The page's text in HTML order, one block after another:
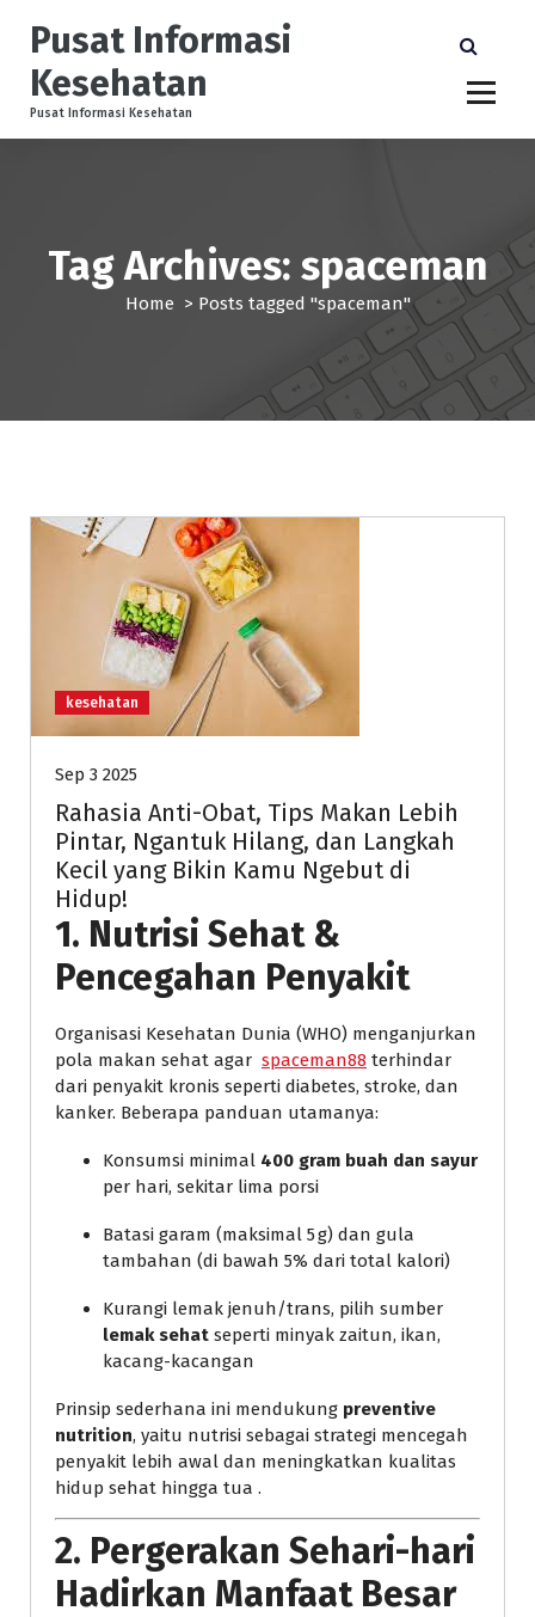
o
Pusat Informasi
Kesehatan
Pusat Informasi Kesehatan
Tag Archives: spaceman
Home > Posts tagged "spaceman"
kesehatan
Sep 3 2025
Rahasia Anti-Obat, Tips Makan Lebih
Pintar, Ngantuk Hilang, dan Langkah
Kecil yang Bikin Kamu Ngebut di
Hidup!
1. Nutrisi Sehat &
Pencegahan Penyakit
Organisasi Kesehatan Dunia (WHO) menganjurkan
pola makan sehat agar spaceman88 terhindar
dari penyakit kronis seperti diabetes, stroke, dan
kanker. Beberapa panduan utamanya:
Konsumsi minimal 400 gram buah dan sayur
per hari, sekitar lima porsi
Batasi garam (maksimal 5 g) dan gula
tambahan (di bawah 5% dari total kalori)
Kurangi lemak jenuh/trans, pilih sumber
lemak sehat seperti minyak zaitun, ikan,
kacang-kacangan
Prinsip sederhana ini mendukung preventive
nutrition, yaitu nutrisi sebagai strategi mencegah
penyakit lebih awal dan meningkatkan kualitas
hidup sehat hingga tua .
2. Pergerakan Sehari-hari
Hadirkan Manfaat Besar